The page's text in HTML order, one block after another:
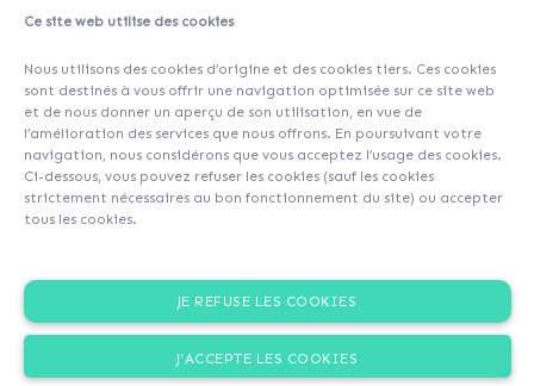
Ce site web utilise des cookies
Nous utilisons des cookies d’origine et des cookies tiers. Ces cookies
sont destinés à vous offrir une navigation optimisée sur ce site web
et de nous donner un aperçu de son utilisation, en vue de
l’amélioration des services que nous offrons. En poursuivant votre
navigation, nous considérons que vous acceptez l’usage des cookies.
Ci-dessous, vous pouvez refuser les cookies (sauf les cookies
strictement nécessaires au bon fonctionnement du site) ou accepter
tous les cookies.
JE REFUSE LES COOKIES
J'ACCEPTE LES COOKIES